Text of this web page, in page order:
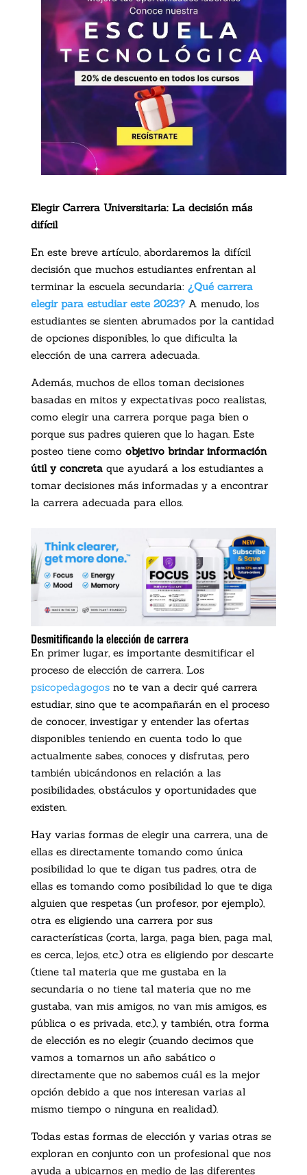
Elegir Carrera Universitaria: La decisión más
difícil
En este breve artículo, abordaremos la difícil
decisión que muchos estudiantes enfrentan al
terminar la escuela secundaria: ¿Qué carrera
elegir para estudiar este 2023?A menudo, los
estudiantes se sienten abrumados por la cantidad
de opciones disponibles, lo que dificulta la
elección de una carrera adecuada.
Además, muchos de ellos toman decisiones
basadas en mitos y expectativas poco realistas,
como elegir una carrera porque paga bien o
porque sus padres quieren que lo hagan. Este
posteo tiene como objetivo brindar información
útil y concretaque ayudará a los estudiantes a
tomar decisiones más informadas y a encontrar
la carrera adecuada para ellos.
Desmitificando la elección de carrera
En primer lugar, es importante desmitificar el
proceso de elección de carrera. Los
psicopedagogosno te van a decir qué carrera
estudiar, sino que te acompañarán en el proceso
de conocer, investigar y entender las ofertas
disponibles teniendo en cuenta todo lo que
actualmente sabes, conoces y disfrutas, pero
también ubicándonos en relación a las
posibilidades, obstáculos y oportunidades que
existen.
Hay varias formas de elegir una carrera, una de
ellas es directamente tomando como única
posibilidad lo que te digan tus padres, otra de
ellas es tomando como posibilidad lo que te diga
alguien que respetas (un profesor, por ejemplo),
otra es eligiendo una carrera por sus
características (corta, larga, paga bien, paga mal,
es cerca, lejos, etc.) otra es eligiendo por descarte
(tiene tal materia que me gustaba en la
secundaria o no tiene tal materia que no me
gustaba, van mis amigos, no van mis amigos, es
pública o es privada, etc.), y también, otra forma
de elección es no elegir (cuando decimos que
vamos a tomarnos un año sabático o
directamente que no sabemos cuál es la mejor
opción debido a que nos interesan varias al
mismo tiempo o ninguna en realidad).
Todas estas formas de elección y varias otras se
exploran en conjunto con un profesional que nos
ayuda a ubicarnos en medio de las diferentes